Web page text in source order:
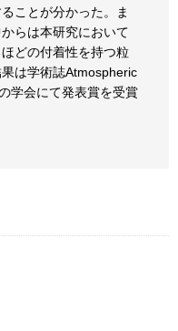
ことが分かった。ま
らは本研究において
どの付着性を持つ粒
は学術誌Atmospheric
学会にて発表賞を受賞